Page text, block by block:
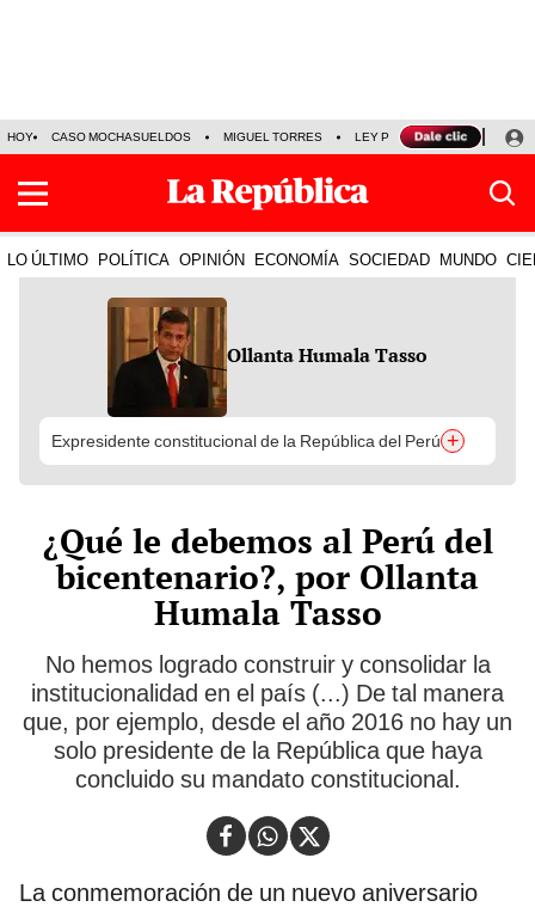
HOY CASO MOCHASUELDOS MIGUEL TORRES LEY PULPÍN PRECIO DEL
LO ÚLTIMO POLÍTICA OPINIÓN ECONOMÍA SOCIEDAD MUNDO
Ollanta Humala Tasso
Expresidente constitucional de la República del Perú +
¿Qué le debemos al Perú del
bicentenario?, por Ollanta
Humala Tasso
No hemos logrado construir y consolidar la
institucionalidad en el país (...) De tal manera
que, por ejemplo, desde el año 2016 no hay un
solo presidente de la República que haya
concluido su mandato constitucional.
La conmemoración de un nuevo aniversario